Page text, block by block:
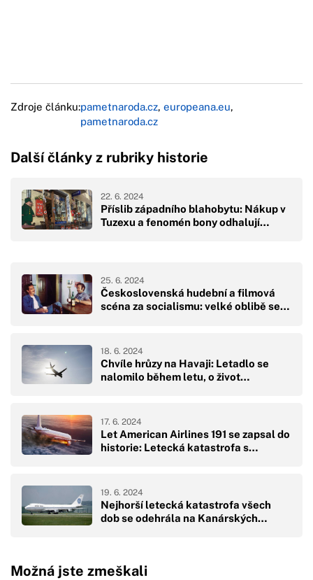
Zdroje článku:pametnaroda.cz, europeana.eu,
pametnaroda.cz
Další články z rubriky historie
Příslib západního blahobytu: Nákup v
Tuzexu a fenomén bony odhalují…
22. 6. 2024
Československá hudební a filmová
scéna za socialismu: velké oblibě se…
25. 6. 2024
Chvíle hrůzy na Havaji: Letadlo se
nalomilo během letu, o život…
18. 6. 2024
Let American Airlines 191 se zapsal do
historie: Letecká katastrofa s…
17. 6. 2024
Nejhorší letecká katastrofa všech
dob se odehrála na Kanárských…
19. 6. 2024
Možná jste zmeškali